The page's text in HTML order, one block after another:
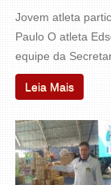
Jovem atleta
Paulo O atleta
equipe da
Leia Mais